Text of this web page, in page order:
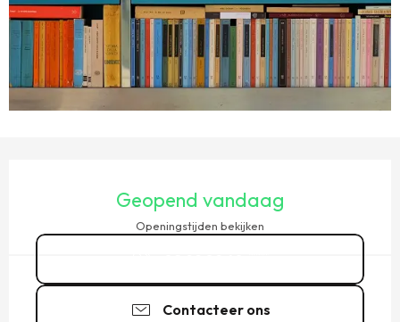
Geopend vandaag
Openingstijden bekijken
Contacteer ons